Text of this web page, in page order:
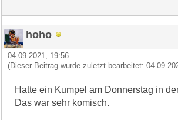
hoho
04.09.2021, 19:56
(Dieser Beitrag wurde zuletzt bearbeitet:
Hatte ein Kumpel am Donnerstag in
Das war sehr komisch.